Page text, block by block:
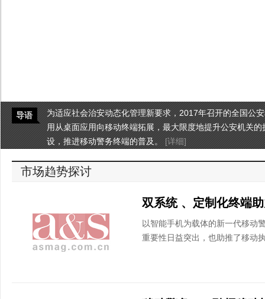
导语
为适应社会治安动态化管理新要求，2017年召开的全国公
用从桌面应用向移动终端拓展，最大限度地提升公安机关
设，推进移动警务终端的普及。[详细]
市场趋势探讨
以智能手机为载体的新一代移动
重要性日益突出，也助推了移动